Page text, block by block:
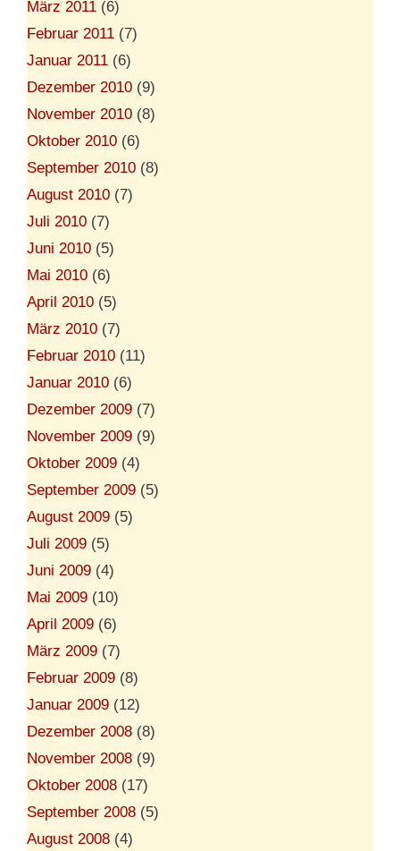
März 2011 (6)
Februar 2011 (7)
Januar 2011 (6)
Dezember 2010 (9)
November 2010 (8)
Oktober 2010 (6)
September 2010 (8)
August 2010 (7)
Juli 2010 (7)
Juni 2010 (5)
Mai 2010 (6)
April 2010 (5)
März 2010 (7)
Februar 2010 (11)
Januar 2010 (6)
Dezember 2009 (7)
November 2009 (9)
Oktober 2009 (4)
September 2009 (5)
August 2009 (5)
Juli 2009 (5)
Juni 2009 (4)
Mai 2009 (10)
April 2009 (6)
März 2009 (7)
Februar 2009 (8)
Januar 2009 (12)
Dezember 2008 (8)
November 2008 (9)
Oktober 2008 (17)
September 2008 (5)
August 2008 (4)